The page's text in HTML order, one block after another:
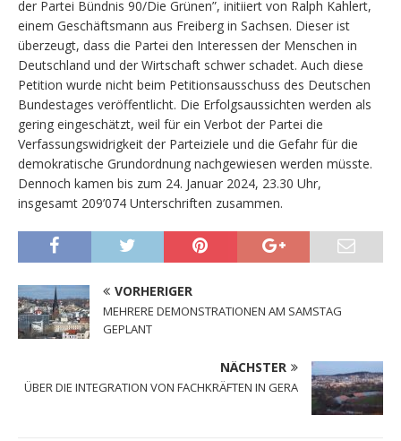
der Partei Bündnis 90/Die Grünen”, initiiert von Ralph Kahlert,
einem Geschäftsmann aus Freiberg in Sachsen. Dieser ist
überzeugt, dass die Partei den Interessen der Menschen in
Deutschland und der Wirtschaft schwer schadet. Auch diese
Petition wurde nicht beim Petitionsausschuss des Deutschen
Bundestages veröffentlicht. Die Erfolgsaussichten werden als
gering eingeschätzt, weil für ein Verbot der Partei die
Verfassungswidrigkeit der Parteiziele und die Gefahr für die
demokratische Grundordnung nachgewiesen werden müsste.
Dennoch kamen bis zum 24. Januar 2024, 23.30 Uhr,
insgesamt 209’074 Unterschriften zusammen.
VORHERIGER
MEHRERE DEMONSTRATIONEN AM SAMSTAG
GEPLANT
NÄCHSTER
ÜBER DIE INTEGRATION VON FACHKRÄFTEN IN GERA